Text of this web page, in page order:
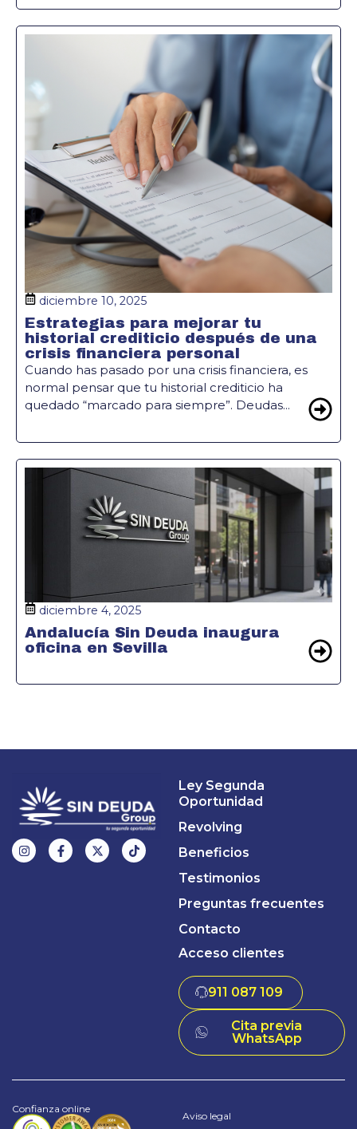
diciembre 10, 2025
Estrategias para mejorar tu
historial crediticio después de una
crisis financiera personal
Cuando has pasado por una crisis financiera, es
normal pensar que tu historial crediticio ha
quedado “marcado para siempre”. Deudas...
diciembre 4, 2025
Andalucía Sin Deuda inaugura
oficina en Sevilla
Ley Segunda
Oportunidad
Revolving
Beneficios
Testimonios
Preguntas frecuentes
Contacto
Acceso clientes
911 087 109
Cita previa
WhatsApp
Confianza online
Aviso legal